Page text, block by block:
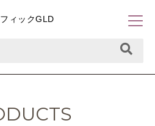
ィックGLD